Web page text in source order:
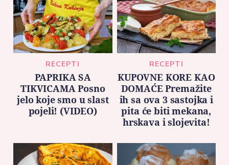
RECEPTI
PAPRIKA SA
TIKVICAMA Posno
jelo koje smo u slast
pojeli! (VIDEO)
RECEPTI
KUPOVNE KORE KAO
DOMAĆE Premažite
ih sa ova 3 sastojka i
pita će biti mekana,
hrskava i slojevita!